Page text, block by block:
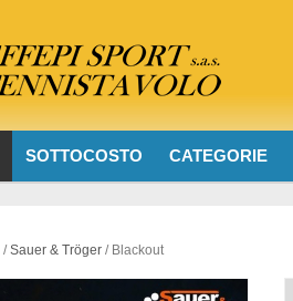
SOTTOCOSTO CATEGORIE
/Sauer & Tröger / Blackout